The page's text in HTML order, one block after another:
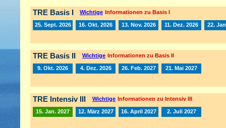
TRE Basis I Wichtige Informationen zu Basis I
25. Sept. 2026 16. Okt. 2026 13. Nov. 2026 11. Dez. 2026 22.
TRE Basis II Wichtige Informationen zu Basis II
9. Okt. 2026 4. Dez. 2026 26. Feb. 2027 21. Mai 2027
TRE Intensiv III Wichtige Informationen zu Intensiv III
15. Jan. 2027 12. März 2027 16. April 2027 2. Juli 2027